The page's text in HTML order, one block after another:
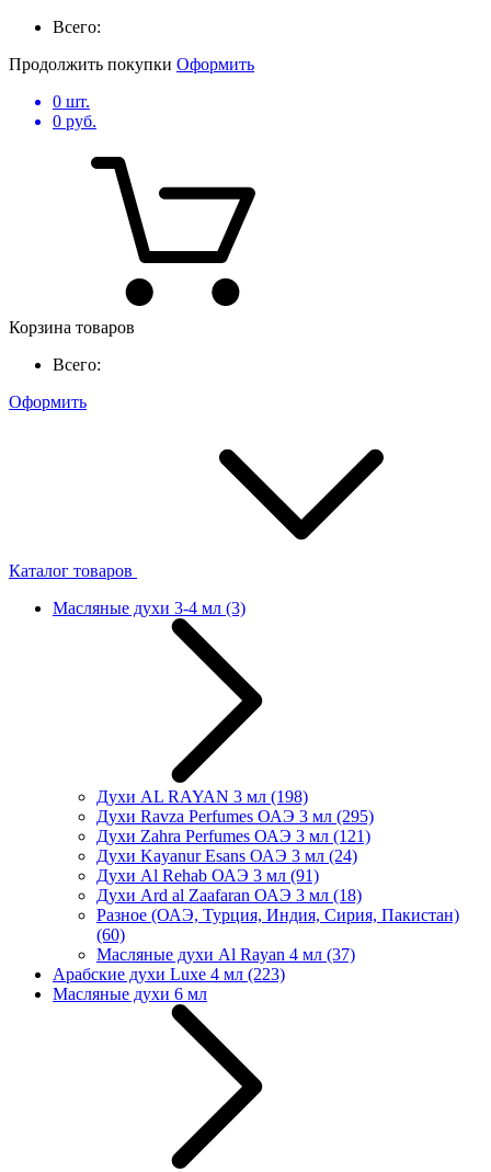
Всего:
Продолжить покупки Оформить
0 шт.
0 руб.
Корзина товаров
Всего:
Оформить
Каталог товаров
Масляные духи 3-4 мл (3)
Духи AL RAYAN 3 мл (198)
Духи Ravza Perfumes ОАЭ 3 мл (295)
Духи Zahra Perfumes ОАЭ 3 мл (121)
Духи Kayanur Esans ОАЭ 3 мл (24)
Духи Al Rehab ОАЭ 3 мл (91)
Духи Ard al Zaafaran ОАЭ 3 мл (18)
Разное (ОАЭ, Турция, Индия, Сирия, Пакистан)
(60)
Масляные духи Al Rayan 4 мл (37)
Арабские духи Luxe 4 мл (223)
Масляные духи 6 мл